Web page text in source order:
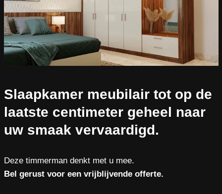
Slaapkamer meubilair tot op de
laatste centimeter geheel naar
uw smaak vervaardigd.
Deze timmerman denkt met u mee.
Bel gerust voor een vrijblijvende offerte.